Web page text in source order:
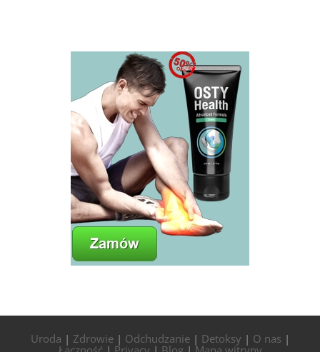
Uroda | Zdrowie| Odchudzanie| Detoksy | O nas |